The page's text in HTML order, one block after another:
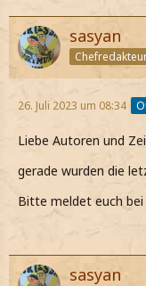
sasyan
26. Juli 2023 um 08:34
Liebe Autoren und
gerade wurden die
Bitte meldet euch bei
sasyan